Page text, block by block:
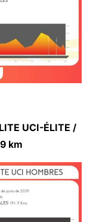
UCI-ÉLITE /
km